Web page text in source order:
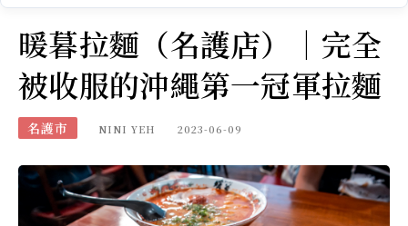
暖暮拉麵（名護店）｜完全
被收服的沖繩第一冠軍拉麵
名護市 NINI YEH 2023-06-09